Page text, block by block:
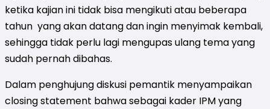
ketika kajian ini tidak bisa mengikuti atau beberapa
tahun yang akan datang dan ingin menyimak kembali,
sehingga tidak perlu lagi mengupas ulang tema yang
sudah pernah dibahas.
Dalam penghujung diskusi pemantik menyampaikan
closing statement bahwa sebagai kader IPM yang